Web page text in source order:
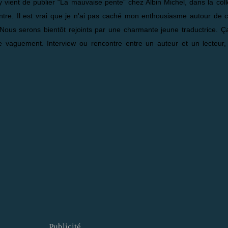
de publier “La mauvaise pente” chez Albin Michel, dans la
Il est vrai que je n'ai pas caché mon enthousiasme autour de
serons bientôt rejoints par une charmante jeune traductrice.
Interview ou rencontre entre un auteur et un